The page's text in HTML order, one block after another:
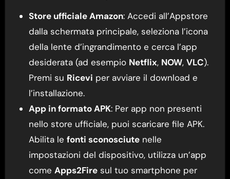
Store ufficiale Amazon: Accedi all’Appstore
dalla schermata principale, seleziona l’icona
della lente d’ingrandimento e cerca l’app
desiderata (ad esempio Netflix, NOW, VLC).
Premi su Ricevi per avviare il download e
l’installazione.
App in formato APK: Per app non presenti
nello store ufficiale, puoi scaricare file APK.
Abilita le fonti sconosciutenelle
impostazioni del dispositivo, utilizza un’app
come Apps2Firesul tuo smartphone per